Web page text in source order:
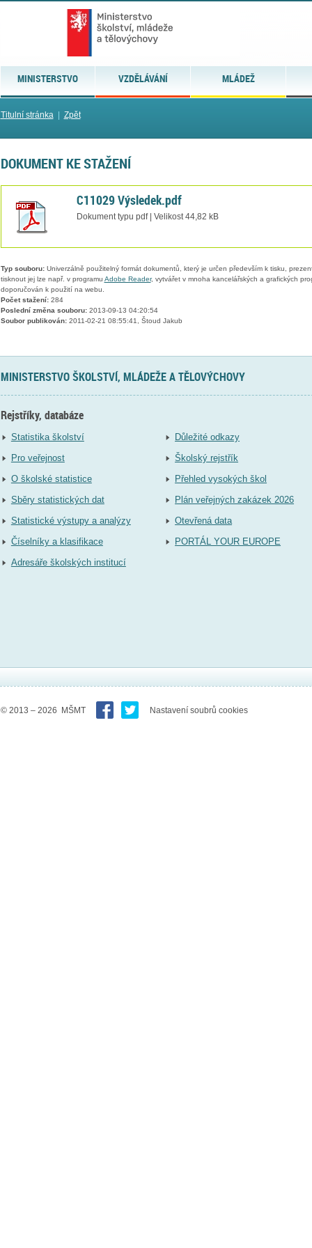
MINISTERSTVO VZDĚLÁVÁNÍ MLÁDEŽ
Titulní stránka| Zpět
DOKUMENT KE STAŽENÍ
C11029 Výsledek.pdf
Dokument typu pdf | Velikost 44,82 kB
Typ souboru:Univerzálně použitelný formát dokumentů, který je určen především k tisku,
tisknout jej lze např. v programu Adobe Reader, vytvářet v mnoha kancelářských a grafických
doporučován k použití na webu.
Počet stažení:284
Poslední změna souboru:2013-09-13 04:20:54
Soubor publikován:2011-02-21 08:55:41, Štoud Jakub
MINISTERSTVO ŠKOLSTVÍ, MLÁDEŽE A TĚLOVÝCHOVY
Rejstříky, databáze
Statistika školství
Pro veřejnost
O školské statistice
Sběry statistických dat
Statistické výstupy a analýzy
Číselníky a klasifikace
Adresáře školských institucí
Důležité odkazy
Školský rejstřík
Přehled vysokých škol
Plán veřejných zakázek 2026
Otevřená data
PORTÁL YOUR EUROPE
© 2013 – 2026 MŠMT Nastavení soubrů cookies